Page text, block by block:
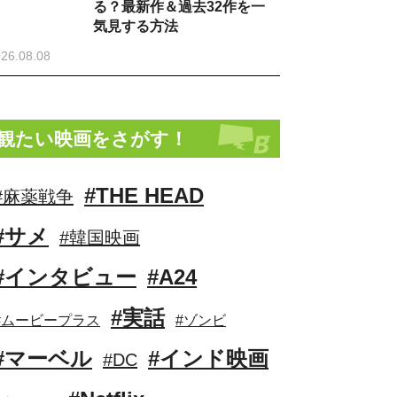
る？最新作＆過去32作を一
気見する方法
たい映画をさがす！
薬戦争 #THE HEAD
サメ
#韓国映画
インタビュー #A24
ービープラス #実話 #ゾンビ
マーベル #DC #インド映画